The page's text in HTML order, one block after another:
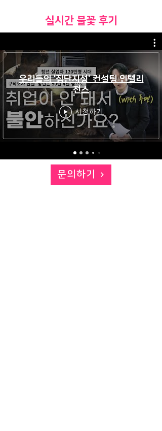
​실시간 불꽃 후기
우리들의 '집단지성' 컨설팅 인텔리
전스
시청하기
문의하기